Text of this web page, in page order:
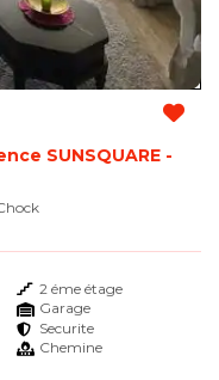
SUNSQUARE -
2 éme étage
Garage
Securite
Chemine